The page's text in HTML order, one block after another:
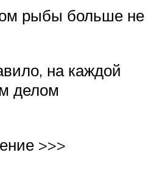
рыбы больше не
на каждой
делом
>>>